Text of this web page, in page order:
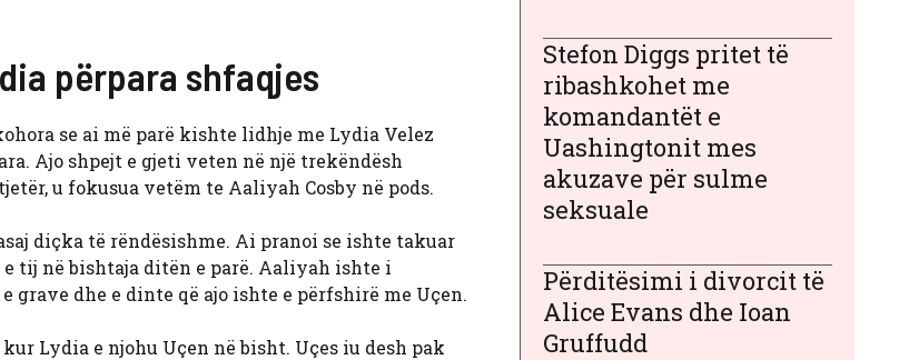
përpara shfaqjes
se ai më parë kishte lidhje me Lydia Velez
Ajo shpejt e gjeti veten në një trekëndësh
u fokusua vetëm te Aaliyah Cosby në pods.
diçka të rëndësishme. Ai pranoi se ishte takuar
tij në bishtaja ditën e parë. Aaliyah ishte i
grave dhe e dinte që ajo ishte e përfshirë me Uçen.
Lydia e njohu Uçen në bisht. Uçes iu desh pak
Stefon Diggs pritet të
ribashkohet me
komandantët e
Uashingtonit mes
akuzave për sulme
seksuale
Përditësimi i divorcit të
Alice Evans dhe Ioan
Gruffudd